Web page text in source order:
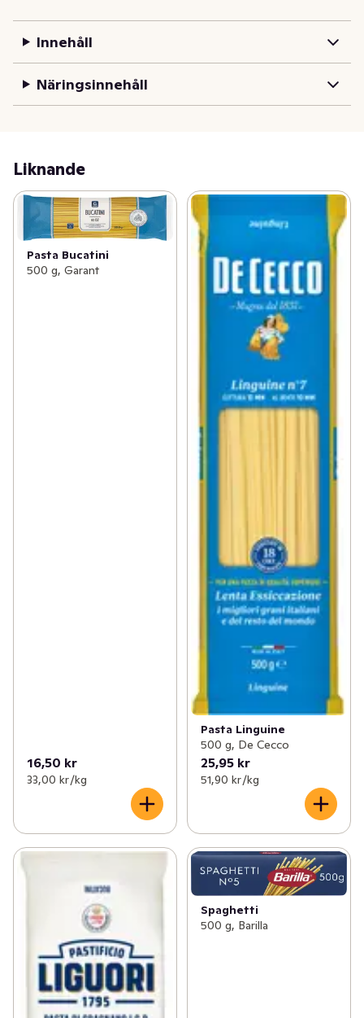
Innehåll
Näringsinnehåll
Liknande
Pasta Bucatini
500 g, Garant
16,50 kr
33,00 kr /kg
Pasta Linguine
500 g, De Cecco
25,95 kr
51,90 kr /kg
Spaghetti
500 g, Barilla